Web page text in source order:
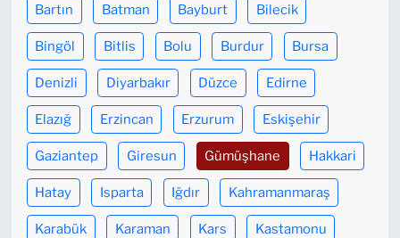
Bartın Batman Bayburt Bilecik
Bingöl Bitlis Bolu Burdur Bursa
Denizli Diyarbakır Düzce Edirne
Elazığ Erzincan Erzurum Eskişehir
Gaziantep Giresun Gümüşhane Hakkari
Hatay Isparta Iğdır Kahramanmaraş
Karabük Karaman Kars Kastamonu